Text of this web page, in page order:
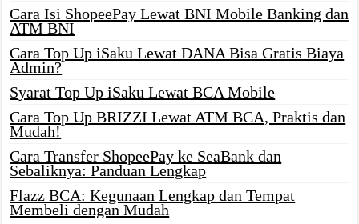
Cara Isi ShopeePay Lewat BNI Mobile Banking dan
ATM BNI
Cara Top Up iSaku Lewat DANA Bisa Gratis Biaya
Admin?
Syarat Top Up iSaku Lewat BCA Mobile
Cara Top Up BRIZZI Lewat ATM BCA, Praktis dan
Mudah!
Cara Transfer ShopeePay ke SeaBank dan
Sebaliknya: Panduan Lengkap
Flazz BCA: Kegunaan Lengkap dan Tempat
Membeli dengan Mudah